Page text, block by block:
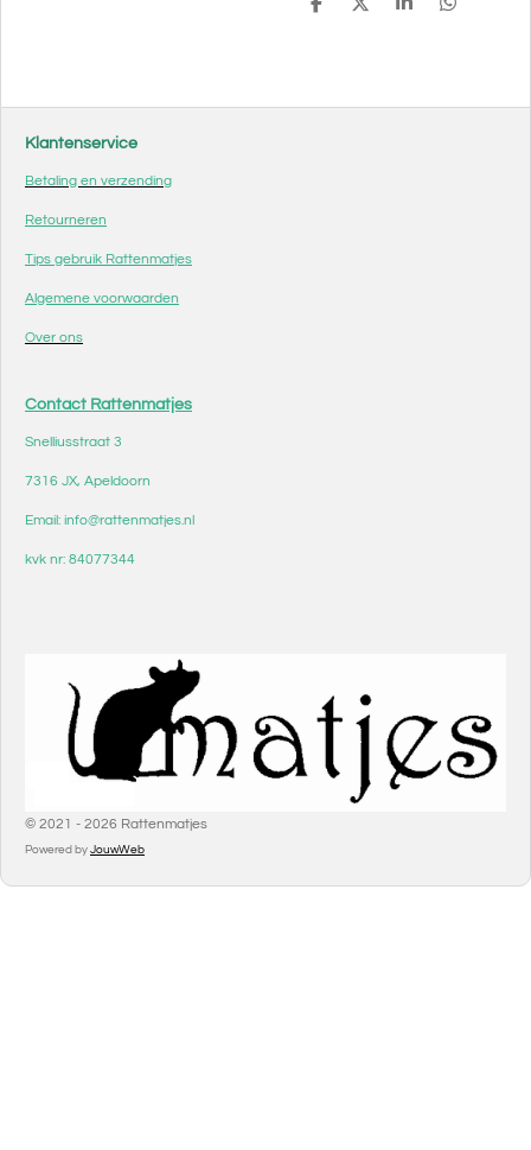
D
D
S
D
Klantenservice
Betaling en verzending
Retourneren
Tips gebruik Rattenmatjes
Algemene voorwaarden
Over ons
Contact Rattenmatjes
Snelliusstraat 3
7316 JX, Apeldoorn
Email: info@rattenmatjes.nl
kvk nr: 84077344
© 2021 - 2026 Rattenmatjes
Powered by JouwWeb